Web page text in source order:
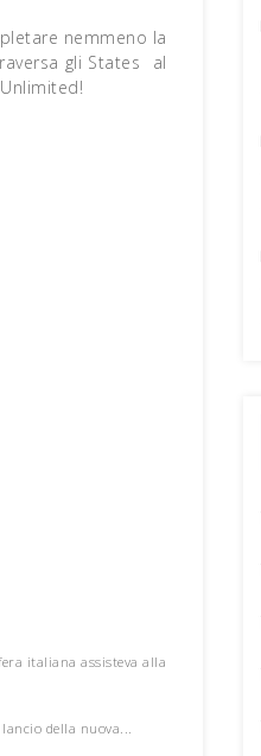
nemmeno la
gli States al
italiana assisteva alla
della nuova...